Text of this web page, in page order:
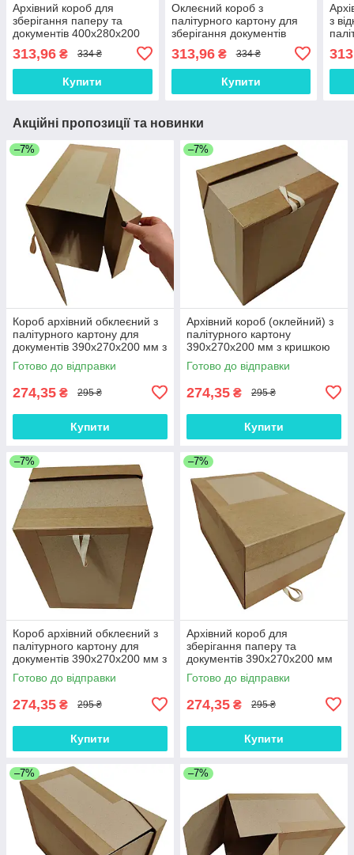
Архівний короб для
зберігання паперу та
документів 400х280х200
ЦОДНТІ (PB-400*280*200-
7)
313,96 ₴ 334 ₴
Купити
Оклеєний короб з
палітурного картону для
зберігання документів
400х280х200 мм ЦОДНТІ
313,96₴ 334 ₴
Купити
з
мм
Акційні пропозиції та новинки
–7%
Короб архівний обклеєний з
палітурного картону для
документів 390х270х200 мм з
кришкою відкидною ЦОДНТІ
Готово до відправки
274,35 ₴ 295 ₴
Купити
–7%
Архівний короб (оклейний) з
палітурного картону
390х270х200 мм з кришкою
відкидною ЦОДНТІ
Готово до відправки
274,35 ₴ 295 ₴
Купити
–7%
Короб архівний обклеєний з
палітурного картону для
документів 390х270х200 мм з
кришкою відкидною ЦОДНТІ
Готово до відправки
274,35 ₴ 295 ₴
Купити
–7%
Архівний короб для
зберігання паперу та
документів 390х270х200 мм
кришка відкидна ЦОДНТІ
Готово до відправки
274,35 ₴ 295 ₴
Купити
–7% –7%